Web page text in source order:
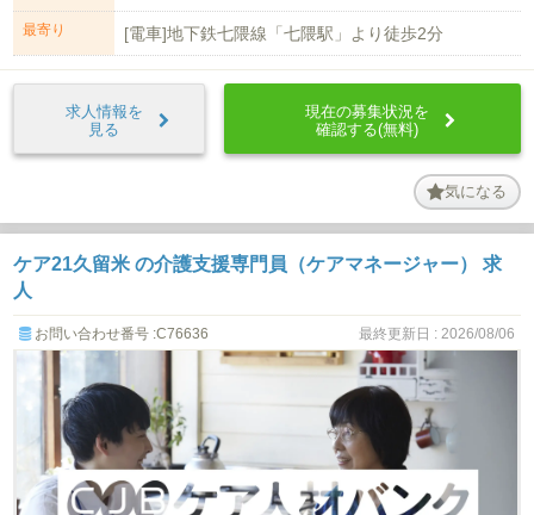
最寄り [電車]地下鉄七隈線「七隈駅」より徒歩2分
求人情報を
見る
現在の募集状況を
確認する(無料)
気になる
ケア21久留米 の介護支援専門員（ケアマネージャー） 求
人
お問い合わせ番号 :C76636 最終更新日 : 2026/08/06